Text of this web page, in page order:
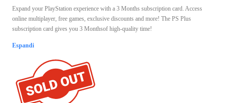
Expand your PlayStation experience with a 3 Months subscription card. Access
online multiplayer, free games, exclusive discounts and more! The PS Plus
subscription card gives you 3 Monthsof high-quality time!
Espandi